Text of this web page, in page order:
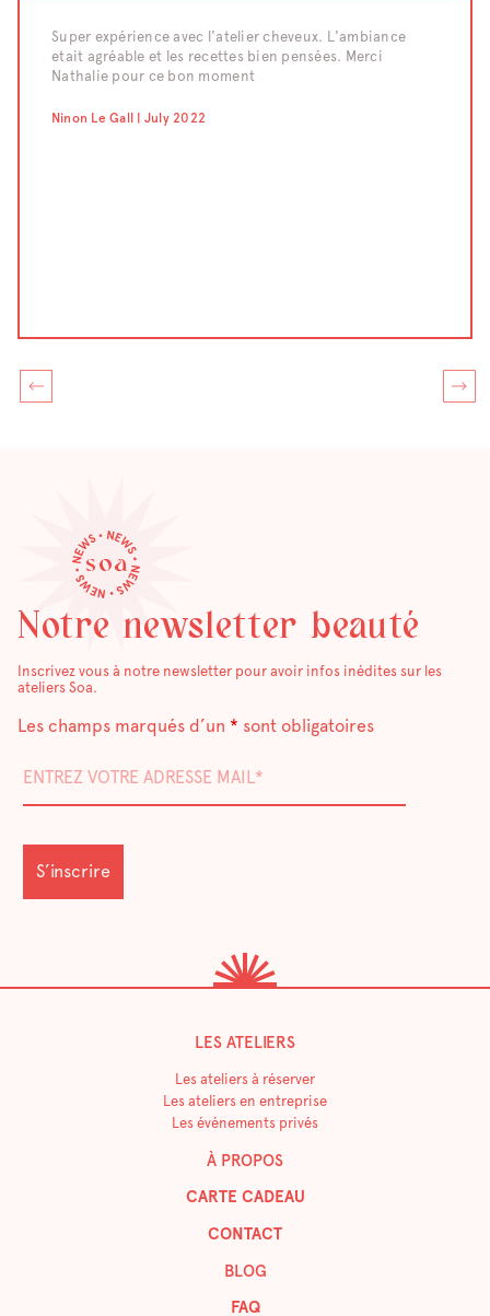
Super expérience avec l'atelier cheveux. L'ambiance
etait agréable et les recettes bien pensées. Merci
Nathalie pour ce bon moment
Ninon Le Gall | July 2022
Notre newsletter beauté
Inscrivez vous à notre newsletter pour avoir infos inédites sur les
ateliers Soa.
Les champs marqués d’un * sont obligatoires
LES ATELIERS
Les ateliers à réserver
Les ateliers en entreprise
Les événements privés
À PROPOS
CARTE CADEAU
CONTACT
BLOG
FAQ